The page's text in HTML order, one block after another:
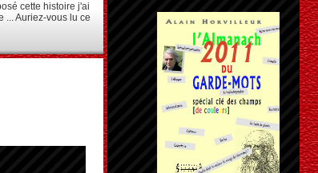
cette histoire j'ai
... Auriez-vous lu ce